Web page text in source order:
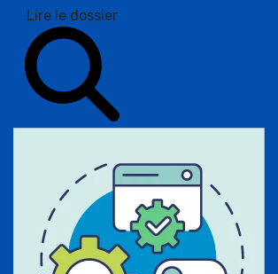
Lire le dossier